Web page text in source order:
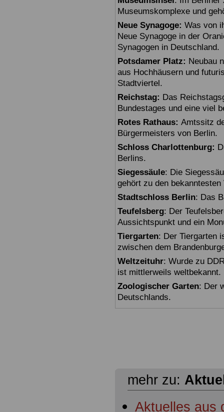
Museumskomplexe und
Neue Synagoge: Was von
Neue Synagoge in der
Synagogen in Deutschland.
Potsdamer Platz: Neubau
aus Hochhäusern und
Stadtviertel.
Reichstag: Das
Bundestages und eine viel
Rotes Rathaus: Amtssitz
Bürgermeisters von Berlin.
Schloss Charlottenburg:
Berlins.
Siegessäule: Die
gehört zu den
Stadtschloss Berlin: Das
Teufelsberg: Der
Aussichtspunkt und ein
Tiergarten: Der Tiergarten
zwischen dem
Weltzeituhr: Wurde zu
ist mittlerweils weltbekannt.
Zoologischer Garten: Der
Deutschlands.
mehr zu:
Aktuelles aus